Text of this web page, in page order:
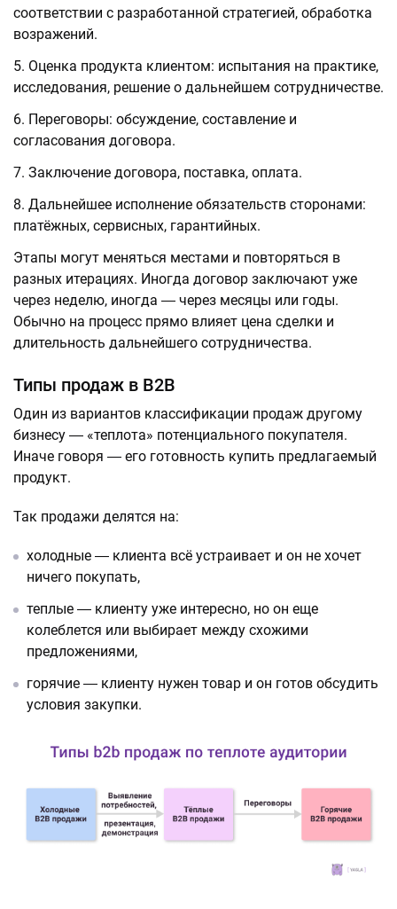
соответствии с разработанной стратегией, обработка
возражений.
Оценка продукта клиентом: испытания на практике,
исследования, решение о дальнейшем сотрудничестве.
Переговоры: обсуждение, составление и
согласования договора.
Заключение договора, поставка, оплата.
Дальнейшее исполнение обязательств сторонами:
платёжных, сервисных, гарантийных.
Этапы могут меняться местами и повторяться в
разных итерациях. Иногда договор заключают уже
через неделю, иногда ― через месяцы или годы.
Обычно на процесс прямо влияет цена сделки и
длительность дальнейшего сотрудничества.
Типы продаж в B2B
Один из вариантов классификации продаж другому
бизнесу ― «теплота» потенциального покупателя.
Иначе говоря ― его готовность купить предлагаемый
продукт.
Так продажи делятся на:
холодные ― клиента всё устраивает и он не хочет
ничего покупать,
теплые ― клиенту уже интересно, но он еще
колеблется или выбирает между схожими
предложениями,
горячие ― клиенту нужен товар и он готов обсудить
условия закупки.